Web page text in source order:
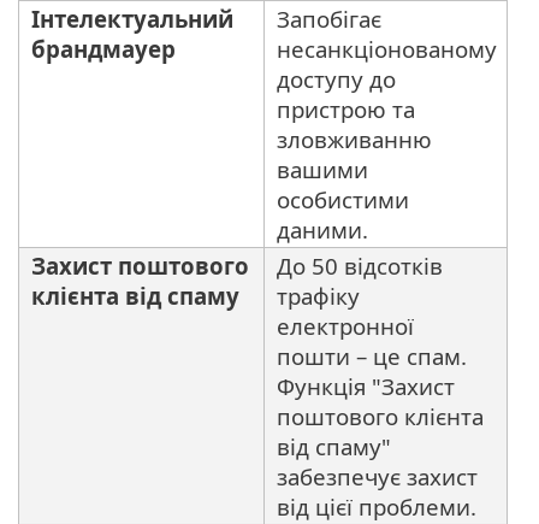
Інтелектуальний
брандмауер
Запобігає
несанкціонованому
доступу до
пристрою та
зловживанню
вашими
особистими
даними.
Захист поштового
клієнта від спаму
До 50 відсотків
трафіку
електронної
пошти – це спам.
Функція "Захист
поштового клієнта
від спаму"
забезпечує захист
від цієї проблеми.